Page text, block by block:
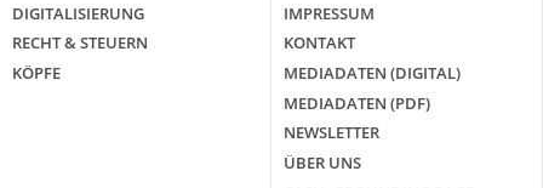
DIGITALISIERUNG
RECHT & STEUERN
KÖPFE
IMPRESSUM
KONTAKT
MEDIADATEN (DIGITAL)
MEDIADATEN (PDF)
NEWSLETTER
ÜBER UNS